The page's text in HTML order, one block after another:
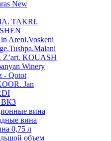
New
TAKRI.
Areni.Voskeni
Z’art. KOUASH
Winery
- Qotot
Jan
ВКЗ
вина
вина
0,75 л
объем